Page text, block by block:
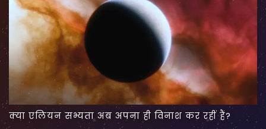
क्या एलियन सभ्यता अब अपना ही विनाश कर रहीं हैं?